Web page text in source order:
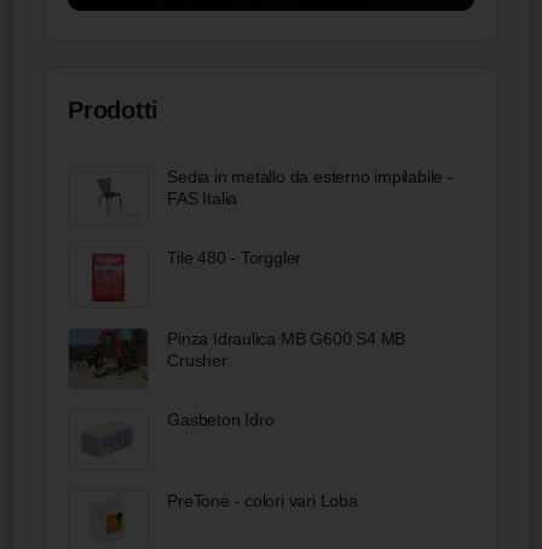
Prodotti
Sedia in metallo da esterno impilabile -
FAS Italia
Tile 480 - Torggler
Pinza Idraulica MB G600 S4 MB
Crusher
Gasbeton Idro
PreTone - colori vari Loba